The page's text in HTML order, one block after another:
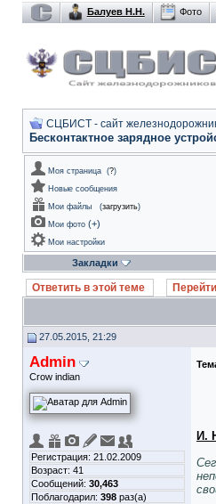
Балуев Н.Н. Фото
СЦБИСТ - сайт
Бесконтактное зарядное
Моя страница (?)
Новые сообщения
Мои файлы
(загрузить)
Мои фото (+)
Мои настройки
Закладки
Ответить в этой теме
27.05.2015, 21:29
Admin
Crow indian
Регистрация: 21.02.2009
Возраст: 41
Сообщений: 30,463
Поблагодарил: 398 раз(а)
И.